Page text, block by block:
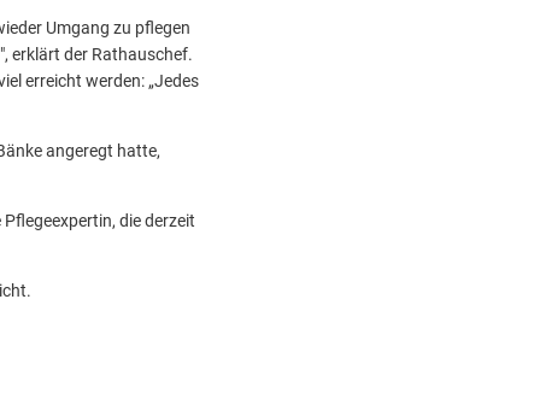
Umgang zu pflegen
erklärt der Rathauschef.
erreicht werden: „Jedes
angeregt hatte,
die derzeit